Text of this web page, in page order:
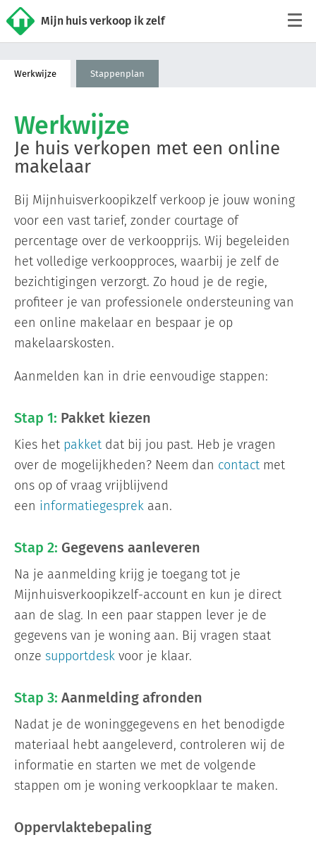
Mijn huis verkoop ik zelf
Tarieven
Werkwijze
Contact
Verkoop starten
Informatiegesprek
Inloggen
Werkwijze Stappenplan
Werkwijze
Je huis verkopen met een online
makelaar
Bij Mijnhuisverkoopikzelf verkoop je jouw woning
voor een vast tarief, zonder courtage of
percentage over de verkoopprijs. Wij begeleiden
het volledige verkoopproces, waarbij je zelf de
bezichtigingen verzorgt. Zo houd je de regie,
profiteer je van professionele ondersteuning van
een online makelaar en bespaar je op
makelaarskosten.
Aanmelden kan in drie eenvoudige stappen:
Stap 1: Pakket kiezen
Kies het pakket dat bij jou past. Heb je vragen
over de mogelijkheden? Neem dan contact met
ons op of vraag vrijblijvend
een informatiegesprek aan.
Stap 2: Gegevens aanleveren
Na je aanmelding krijg je toegang tot je
Mijnhuisverkoopikzelf-account en kun je direct
aan de slag. In een paar stappen lever je de
gegevens van je woning aan. Bij vragen staat
onze supportdesk voor je klaar.
Stap 3: Aanmelding afronden
Nadat je de woninggegevens en het benodigde
materiaal hebt aangeleverd, controleren wij de
informatie en starten we met de volgende
stappen om je woning verkoopklaar te maken.
Oppervlaktebepaling